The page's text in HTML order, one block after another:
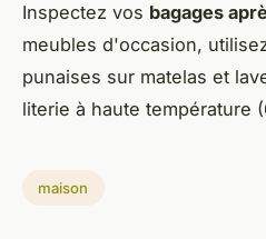
Inspectez vos bagages
meubles d'occasion,
punaises sur matelas et
literie à haute température
maison